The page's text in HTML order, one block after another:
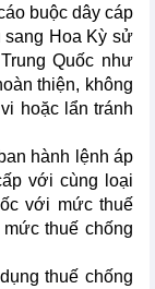
buộc dây cáp
sang Hoa Kỳ sử
Quốc như
thiện, không
hoặc lẩn tránh
hành lệnh áp
với cùng loại
với mức thuế
thuế chống
thuế chống